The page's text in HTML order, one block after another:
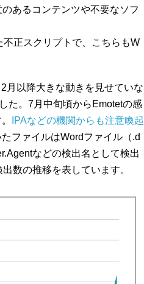
あるコンテンツや不要なソフ
正スクリプトで、こちらもW
月以降大きな動きを見せていな
た。7月中旬頃からEmotetの感
IPAなどの機関からも注意喚起
ファイルはWordファイル（.d
などの検出名として検出
数の推移を表しています。